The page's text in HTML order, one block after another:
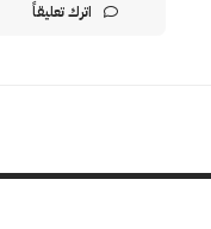
اترك تعليقاً